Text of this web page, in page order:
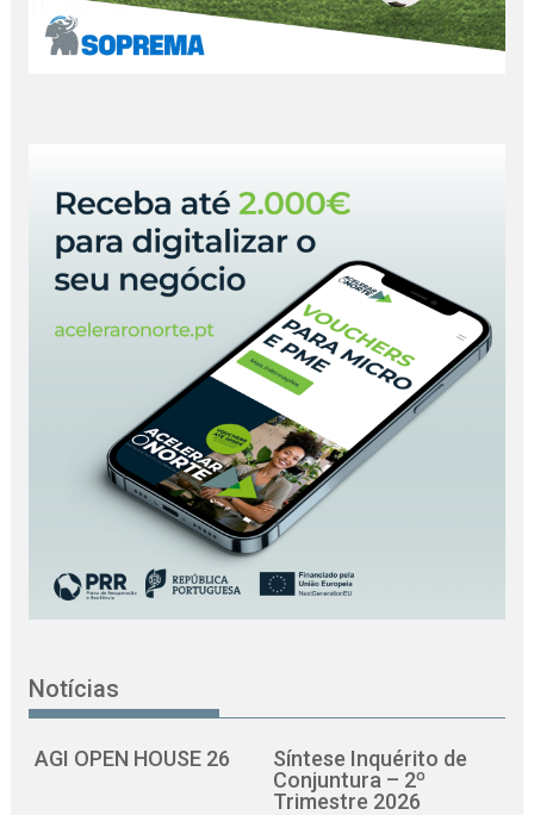
Notícias
AGI OPEN HOUSE 26
Síntese Inquérito de
Conjuntura – 2º
Trimestre 2026